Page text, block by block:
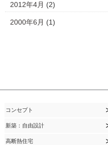
2012年4月 (2)
2000年6月 (1)
コンセプト
新築：自由設計
高断熱住宅